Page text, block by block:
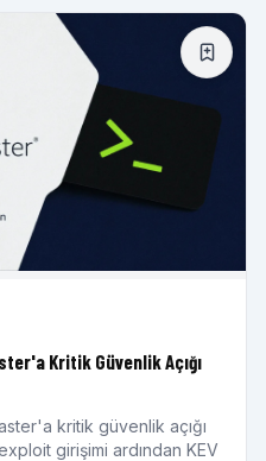
Kritik Güvenlik Açığı
kritik güvenlik açığı
girişimi ardından KEV